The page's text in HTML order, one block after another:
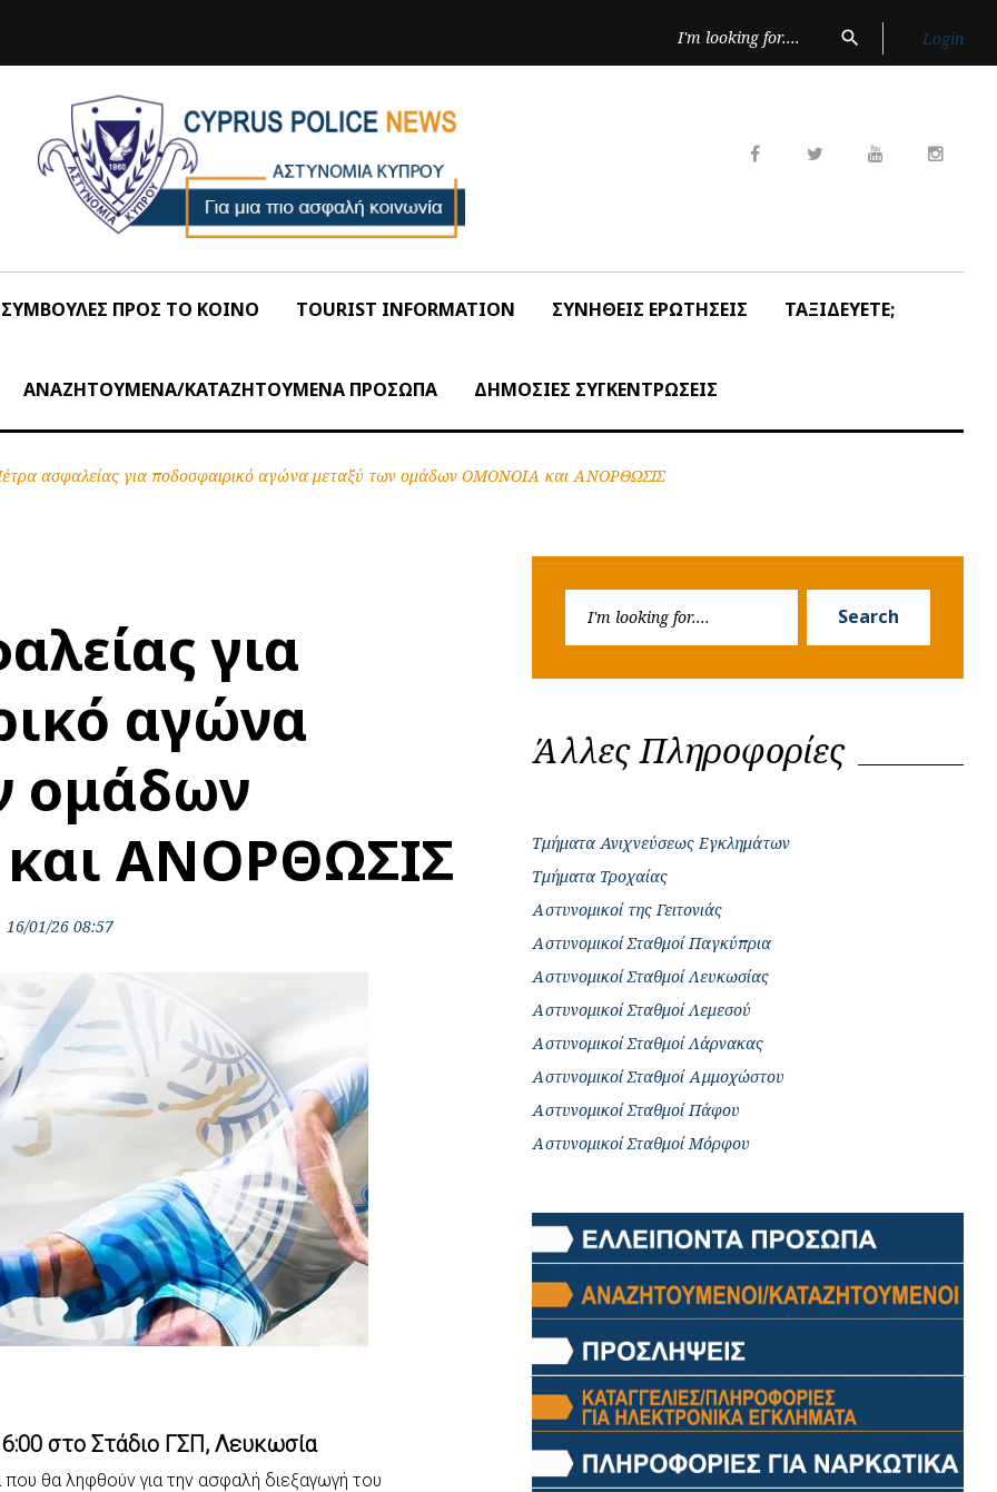
Login
for:
search
ΣΥΜΒΟΥΛΕΣ ΠΡΟΣ ΤΟ ΚΟΙΝΟ TOURIST INFORMATION ΣΥΝΗΘΕΙΣ ΕΡΩΤΗΣΕΙΣ ΤΑΞΙΔΕΥΕΤΕ;
ΑΝΑΖΗΤΟΥΜΕΝΑ/ΚΑΤΑΖΗΤΟΥΜΕΝΑ ΠΡΟΣΩΠΑ ΔΗΜΟΣΙΕΣ ΣΥΓΚΕΝΤΡΩΣΕΙΣ
ασφαλείας για ποδοσφαιρικό αγώνα μεταξύ των ομάδων ΟΜΟΝΟΙΑ και ΑΝΟΡΘΩΣΙΣ
για
αγώνα
ομάδων
ΑΝΟΡΘΩΣΙΣ
16/01/26 08:57
στο Στάδιο ΓΣΠ, Λευκωσία
θα ληφθούν για την ασφαλή διεξαγωγή του
Search
Άλλες Πληροφορίες
Τμήματα Ανιχνεύσεως Εγκλημάτων
Τμήματα Τροχαίας
Αστυνομικοί της Γειτονιάς
Αστυνομικοί Σταθμοί Παγκύπρια
Αστυνομικοί Σταθμοί Λευκωσίας
Αστυνομικοί Σταθμοί Λεμεσού
Αστυνομικοί Σταθμοί Λάρνακας
Αστυνομικοί Σταθμοί Αμμοχώστου
Αστυνομικοί Σταθμοί Πάφου
Αστυνομικοί Σταθμοί Μόρφου